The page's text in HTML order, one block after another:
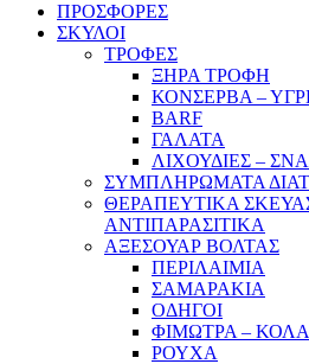
ΠΡΟΣΦΟΡΕΣ
ΣΚΥΛΟΙ
ΤΡΟΦΕΣ
ΞΗΡΑ ΤΡΟΦΗ
ΚΟΝΣΕΡΒΑ –
BARF
ΓΑΛΑΤΑ
ΛΙΧΟΥΔΙΕΣ –
ΣΥΜΠΛΗΡΩΜΑΤΑ
ΘΕΡΑΠΕΥΤΙΚΑ
ΑΝΤΙΠΑΡΑΣΙΤΙΚΑ
ΑΞΕΣΟΥΑΡ ΒΟΛΤΑΣ
ΠΕΡΙΛΑΙΜΙΑ
ΣΑΜΑΡΑΚΙΑ
ΟΔΗΓΟΙ
ΦΙΜΩΤΡΑ –
ΡΟΥΧΑ